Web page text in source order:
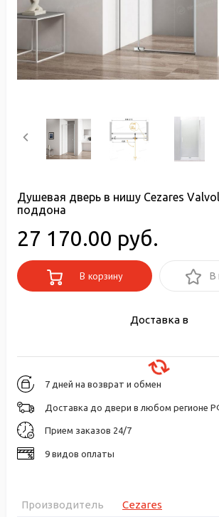
Душевая дверь в нишу Cezares
поддона
27 170.00 руб.
В корзину В
Доставка в
7 дней на возврат и обмен
Доставка до двери в любом регионе
Прием заказов 24/7
9 видов оплаты
Производитель
Cezares